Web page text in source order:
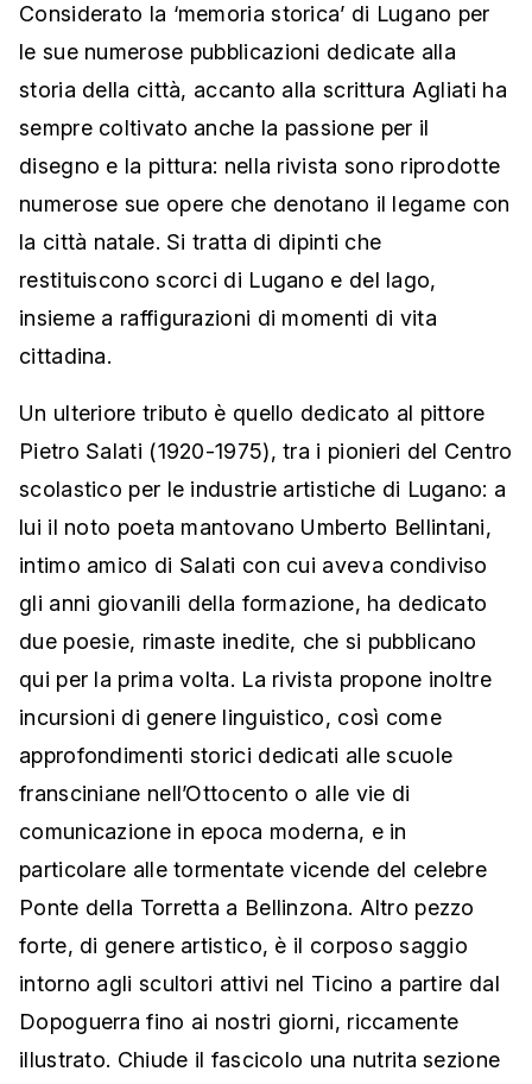
Considerato la ‘memoria storica’ di Lugano per
le sue numerose pubblicazioni dedicate alla
storia della città, accanto alla scrittura Agliati ha
sempre coltivato anche la passione per il
disegno e la pittura: nella rivista sono riprodotte
numerose sue opere che denotano il legame con
la città natale. Si tratta di dipinti che
restituiscono scorci di Lugano e del lago,
insieme a raffigurazioni di momenti di vita
cittadina.
Un ulteriore tributo è quello dedicato al pittore
Pietro Salati (1920-1975), tra i pionieri del Centro
scolastico per le industrie artistiche di Lugano: a
lui il noto poeta mantovano Umberto Bellintani,
intimo amico di Salati con cui aveva condiviso
gli anni giovanili della formazione, ha dedicato
due poesie, rimaste inedite, che si pubblicano
qui per la prima volta. La rivista propone inoltre
incursioni di genere linguistico, così come
approfondimenti storici dedicati alle scuole
fransciniane nell’Ottocento o alle vie di
comunicazione in epoca moderna, e in
particolare alle tormentate vicende del celebre
Ponte della Torretta a Bellinzona. Altro pezzo
forte, di genere artistico, è il corposo saggio
intorno agli scultori attivi nel Ticino a partire dal
Dopoguerra fino ai nostri giorni, riccamente
illustrato. Chiude il fascicolo una nutrita sezione